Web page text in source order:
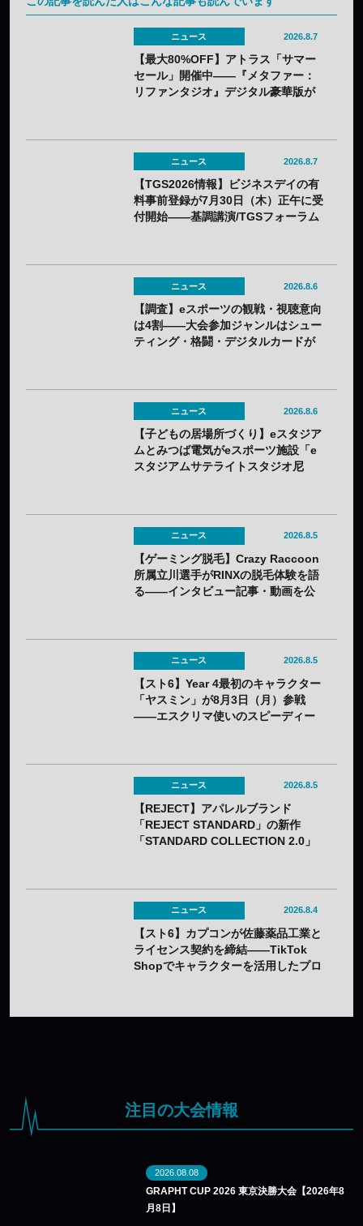
ニュース 2026.8.7
【最大80%OFF】アトラス「サマー
セール」開催中——『メタファー：
リファンタジオ』デジタル豪華版が
ニュース 2026.8.7
【TGS2026情報】ビジネスデイの有
料事前登録が7月30日（木）正午に受
付開始——基調講演/TGSフォーラム
ニュース 2026.8.6
【調査】eスポーツの観戦・視聴意向
は4割——大会参加ジャンルはシュー
ティング・格闘・デジタルカードが
ニュース 2026.8.6
【子どもの居場所づくり】eスタジア
ムとみつば電気がeスポーツ施設「e
スタジアムサテライトスタジオ尼
ニュース 2026.8.5
【ゲーミング脱毛】Crazy Raccoon
所属立川選手がRINXの脱毛体験を語
る——インタビュー記事・動画を公
ニュース 2026.8.5
【スト6】Year 4最初のキャラクター
「ヤスミン」が8月3日（月）参戦
——エスクリマ使いのスピーディー
ニュース 2026.8.5
【REJECT】アパレルブランド
「REJECT STANDARD」の新作
「STANDARD COLLECTION 2.0」
ニュース 2026.8.4
【スト6】カプコンが佐藤薬品工業と
ライセンス契約を締結——TikTok
Shopでキャラクターを活用したプロ
注目の大会情報
2026.08.08
GRAPHT CUP 2026 東京決勝大会【2026年8
月8日】